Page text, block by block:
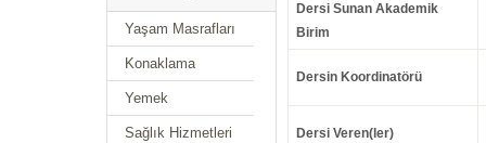
Yaşam Masrafları
Konaklama
Yemek
Sağlık Hizmetleri
Dersi Sunan Akademik
Birim
Dersin Koordinatörü
Dersi Veren(ler)